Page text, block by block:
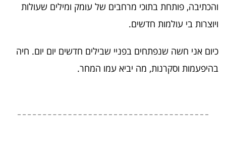
והכתיבה, פותחת בתוכי מרחבים של עומק ומילים שעולות
ויוצרות בי עולמות חדשים.
כיום אני חשה שנפתחים בפניי שבילים חדשים יום יום. חיה
בהיפעמות וסקרנות, מה יביא עמו המחר.